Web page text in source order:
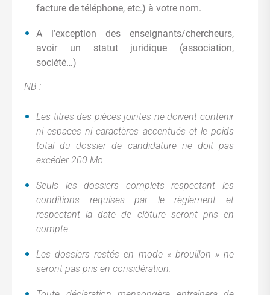
facture de téléphone, etc.) à votre nom.
A l’exception des enseignants/chercheurs,
avoir un statut juridique (association,
société…)
NB :
Les titres des pièces jointes ne doivent contenir
ni espaces ni caractères accentués et le poids
total du dossier de candidature ne doit pas
excéder 200 Mo.
Seuls les dossiers complets respectant les
conditions requises par le règlement et
respectant la date de clôture seront pris en
compte.
Les dossiers restés en mode « brouillon » ne
seront pas pris en considération.